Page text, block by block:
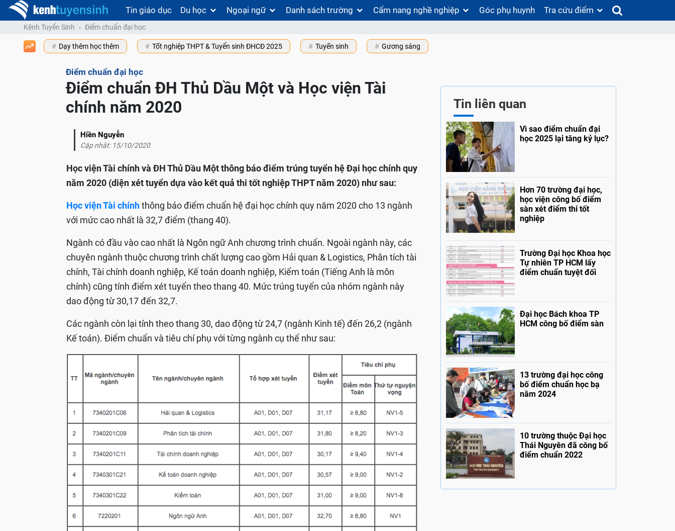
Tin giáo dục Du học Ngoại ngữ Danh sách trường Cẩm nang nghề nghiệp Góc phụ huynh Tra cứu điểm
Kênh Tuyển Sinh Điểm chuẩn đại học
Dạy thêm học thêm Tốt nghiệp THPT & Tuyển sinh ĐHCĐ 2025 Tuyến sinh Gương sáng
Điểm chuẩn đại học
Điểm chuẩn ĐH Thủ Dầu Một và Học viện Tài
chính năm 2020
Hiền Nguyễn
Cập nhật: 15/10/2020
Học viện Tài chính và ĐH Thủ Dầu Một thông báo điểm trúng tuyển hệ Đại học chính quy
năm 2020 (diện xét tuyển dựa vào kết quả thi tốt nghiệp THPT năm 2020) như sau:
Học viện Tài chínhthông báo điểm chuẩn hệ đại học chính quy năm 2020 cho 13 ngành
với mức cao nhất là 32,7 điểm (thang 40).
Ngành có đầu vào cao nhất là Ngôn ngữ Anh chương trình chuẩn. Ngoài ngành này, các
chuyên ngành thuộc chương trình chất lượng cao gồm Hải quan & Logistics, Phân tích tài
chính, Tài chính doanh nghiệp, Kế toán doanh nghiệp, Kiểm toán (Tiếng Anh là môn
chính) cũng tính điểm xét tuyển theo thang 40. Mức trúng tuyển của nhóm ngành này
dao động từ 30,17 đến 32,7.
Các ngành còn lại tính theo thang 30, dao động từ 24,7 (ngành Kinh tế) đến 26,2 (ngành
Kế toán). Điểm chuẩn và tiêu chí phụ với từng ngành cụ thể như sau:
Tin liên quan
Vì sao điểm chuẩn đại
học 2025 lại tăng kỷ lục?
Hơn 70 trường đại học,
học viện công bố điểm
sàn xét điểm thi tốt
nghiệp
Trường Đại học Khoa học
Tự nhiên TP HCM lấy
điểm chuẩn tuyệt đối
Đại học Bách khoa TP
HCM công bố điểm sàn
13 trường đại học công
bố điểm chuẩn học bạ
năm 2024
10 trường thuộc Đại học
Thái Nguyên đã công bố
điểm chuẩn 2022